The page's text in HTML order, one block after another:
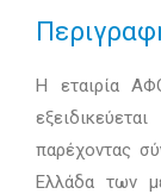
Η εταιρία
παρέχοντας
Ελλάδα των